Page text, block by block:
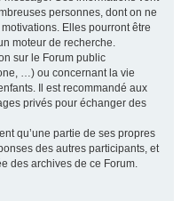
personnes, dont on ne
Elles pourront être
moteur de recherche.
sur le Forum public
…) ou concernant la vie
Il est recommandé aux
privés pour échanger des
qu’une partie de ses propres
des autres participants, et
des archives de ce Forum.